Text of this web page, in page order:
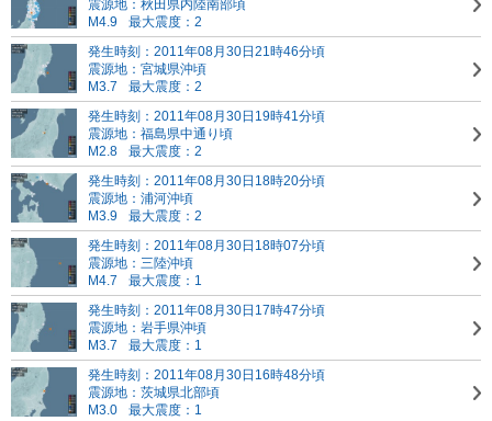
震源地：秋田県内陸南部頃
M4.9
最大震度：2
発生時刻：2011年08月30日21時46分頃
震源地：宮城県沖頃
M3.7
最大震度：2
発生時刻：2011年08月30日19時41分頃
震源地：福島県中通り頃
M2.8
最大震度：2
発生時刻：2011年08月30日18時20分頃
震源地：浦河沖頃
M3.9
最大震度：2
発生時刻：2011年08月30日18時07分頃
震源地：三陸沖頃
M4.7
最大震度：1
発生時刻：2011年08月30日17時47分頃
震源地：岩手県沖頃
M3.7
最大震度：1
発生時刻：2011年08月30日16時48分頃
震源地：茨城県北部頃
M3.0
最大震度：1